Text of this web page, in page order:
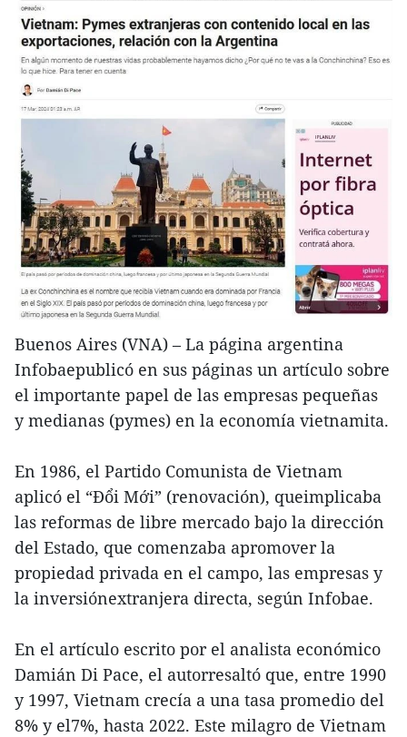
Buenos Aires (VNA) – La página argentina
Infobaepublicó en sus páginas un artículo sobre
el importante papel de las empresas pequeñas
y medianas (pymes) en la economía vietnamita.
En 1986, el Partido Comunista de Vietnam
aplicó el “Đổi Mới” (renovación), queimplicaba
las reformas de libre mercado bajo la dirección
del Estado, que comenzaba apromover la
propiedad privada en el campo, las empresas y
la inversiónextranjera directa, según Infobae.
En el artículo escrito por el analista económico
Damián Di Pace, el autorresaltó que, entre 1990
y 1997, Vietnam crecía a una tasa promedio del
8% y el7%, hasta 2022. Este milagro de Vietnam